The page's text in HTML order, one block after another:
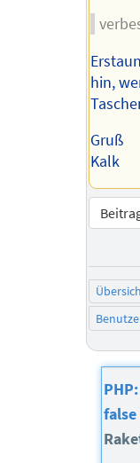
hin,
Gruß
Kalk
false